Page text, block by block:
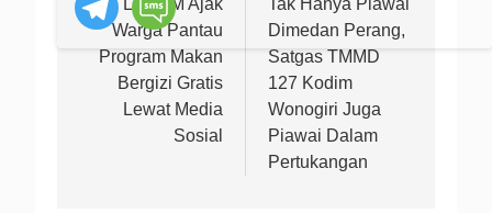
posLBHAM Ajak
Warga Pantau
Program Makan
Bergizi Gratis
Lewat Media
Sosial
Tak Hanya Piawai
Dimedan Perang,
Satgas TMMD
127 Kodim
Wonogiri Juga
Piawai Dalam
Pertukangan